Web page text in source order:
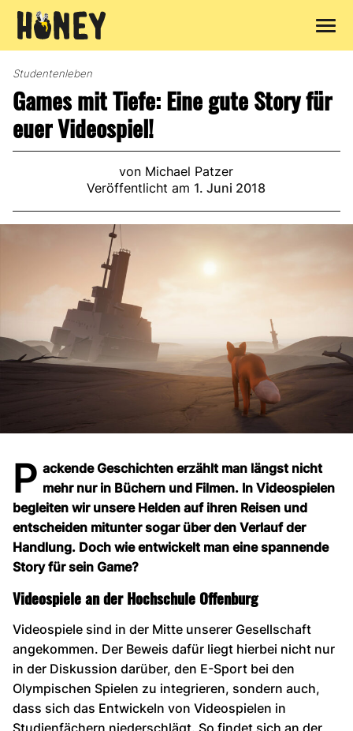
Inhalt
Studentenleben
Games mit Tiefe: Eine gute Story für
euer Videospiel!
von Michael Patzer
Veröffentlicht am 1. Juni 2018
P ackende Geschichten erzählt man längst nicht
mehr nur in Büchern und Filmen. In Videospielen
begleiten wir unsere Helden auf ihren Reisen und
entscheiden mitunter sogar über den Verlauf der
Handlung. Doch wie entwickelt man eine spannende
Story für sein Game?
Videospiele an der Hochschule Offenburg
Videospiele sind in der Mitte unserer Gesellschaft
angekommen. Der Beweis dafür liegt hierbei nicht nur
in der Diskussion darüber, den E-Sport bei den
Olympischen Spielen zu integrieren, sondern auch,
dass sich das Entwickeln von Videospielen in
Studienfächern niederschlägt. So findet sich an der